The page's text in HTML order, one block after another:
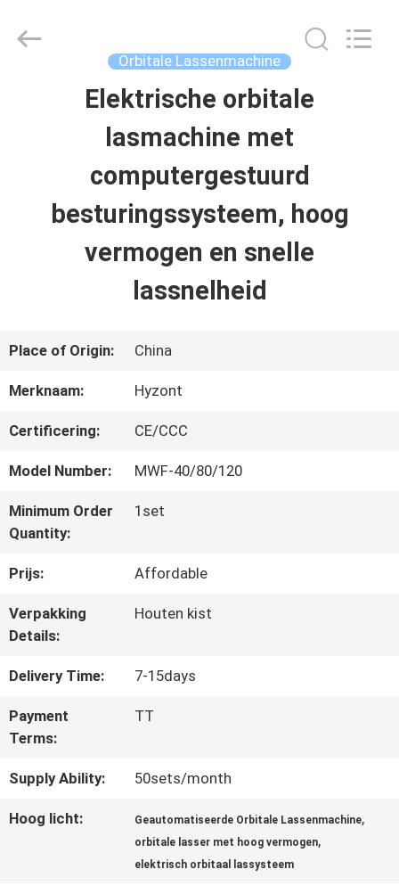
PRODUCTEN
VIDEO'S
FABRIEKSREIS
KWALITEITSCONTROLE
VERZOEK
OM EEN
CITAAT
SITEMAP
PRIVACYBELEID
Technologies
Orbitale Lassenmachine
Elektrische orbitale
lasmachine met
computergestuurd
besturingssysteem, hoog
vermogen en snelle
lassnelheid
Place of Origin: China
Merknaam: Hyzont
Certificering: CE/CCC
Model Number: MWF-40/80/120
Minimum Order
Quantity:
1set
Prijs: Affordable
Verpakking
Details:
Houten kist
Delivery Time: 7-15days
Payment
Terms:
TT
Supply Ability: 50sets/month
Hoog licht: Geautomatiseerde Orbitale Lassenmachine,
orbitale lasser met hoog vermogen,
elektrisch orbitaal lassysteem